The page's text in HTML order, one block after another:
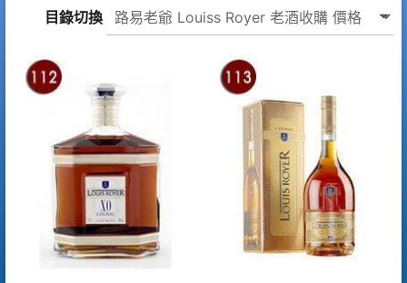
目錄切換